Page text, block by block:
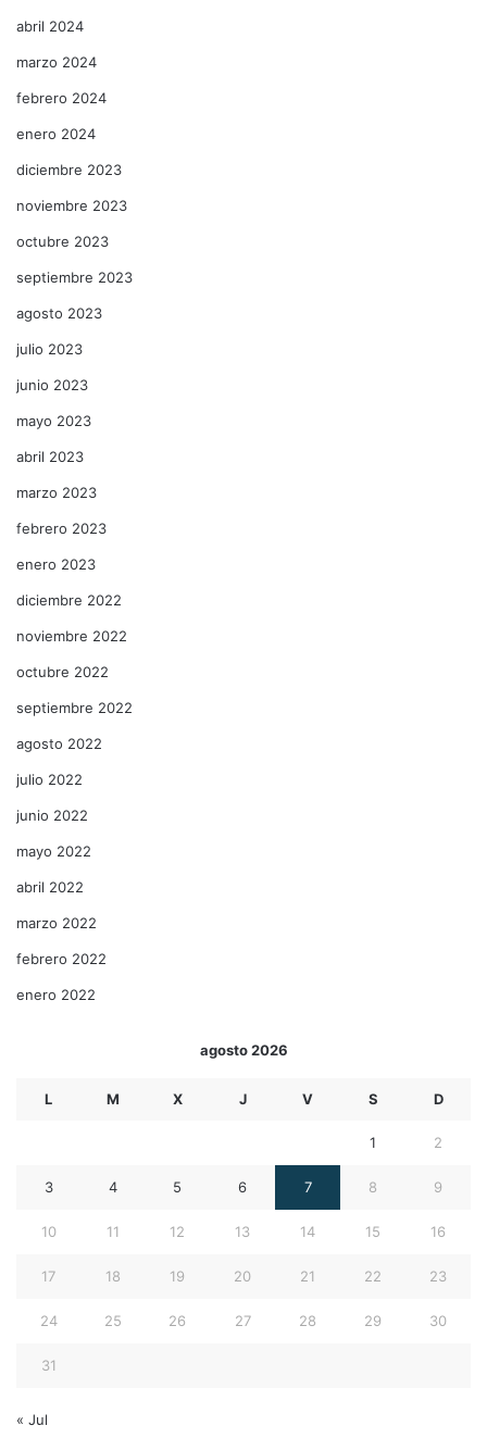
abril 2024
marzo 2024
febrero 2024
enero 2024
diciembre 2023
noviembre 2023
octubre 2023
septiembre 2023
agosto 2023
julio 2023
junio 2023
mayo 2023
abril 2023
marzo 2023
febrero 2023
enero 2023
diciembre 2022
noviembre 2022
octubre 2022
septiembre 2022
agosto 2022
julio 2022
junio 2022
mayo 2022
abril 2022
marzo 2022
febrero 2022
enero 2022
agosto 2026
L M X J V S D
1 2
3 4 5 6 7 8 9
10 11 12 13 14 15 16
17 18 19 20 21 22 23
24 25 26 27 28 29 30
31
« Jul